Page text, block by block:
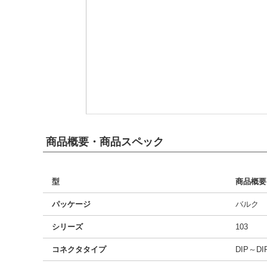
商品概要・商品スペック
型 商品概要
パッケージ バルク
シリーズ 103
コネクタタイプ DIP～